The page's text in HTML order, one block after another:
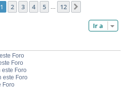
de 12
1 2 3 4 5 … 12
Ir a
Foro
Foro
este Foro
este Foro
Foro